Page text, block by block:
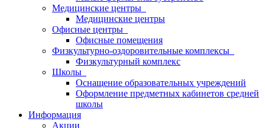
Медицинские центры
Медицинские центры
Офисные центры
Офисные помещения
Физкультурно-оздоровительные комплексы
Физкультурный комплекс
Школы
Оснащение образовательных учреждений
Оформление предметных кабинетов средней
школы
Информация
Акции